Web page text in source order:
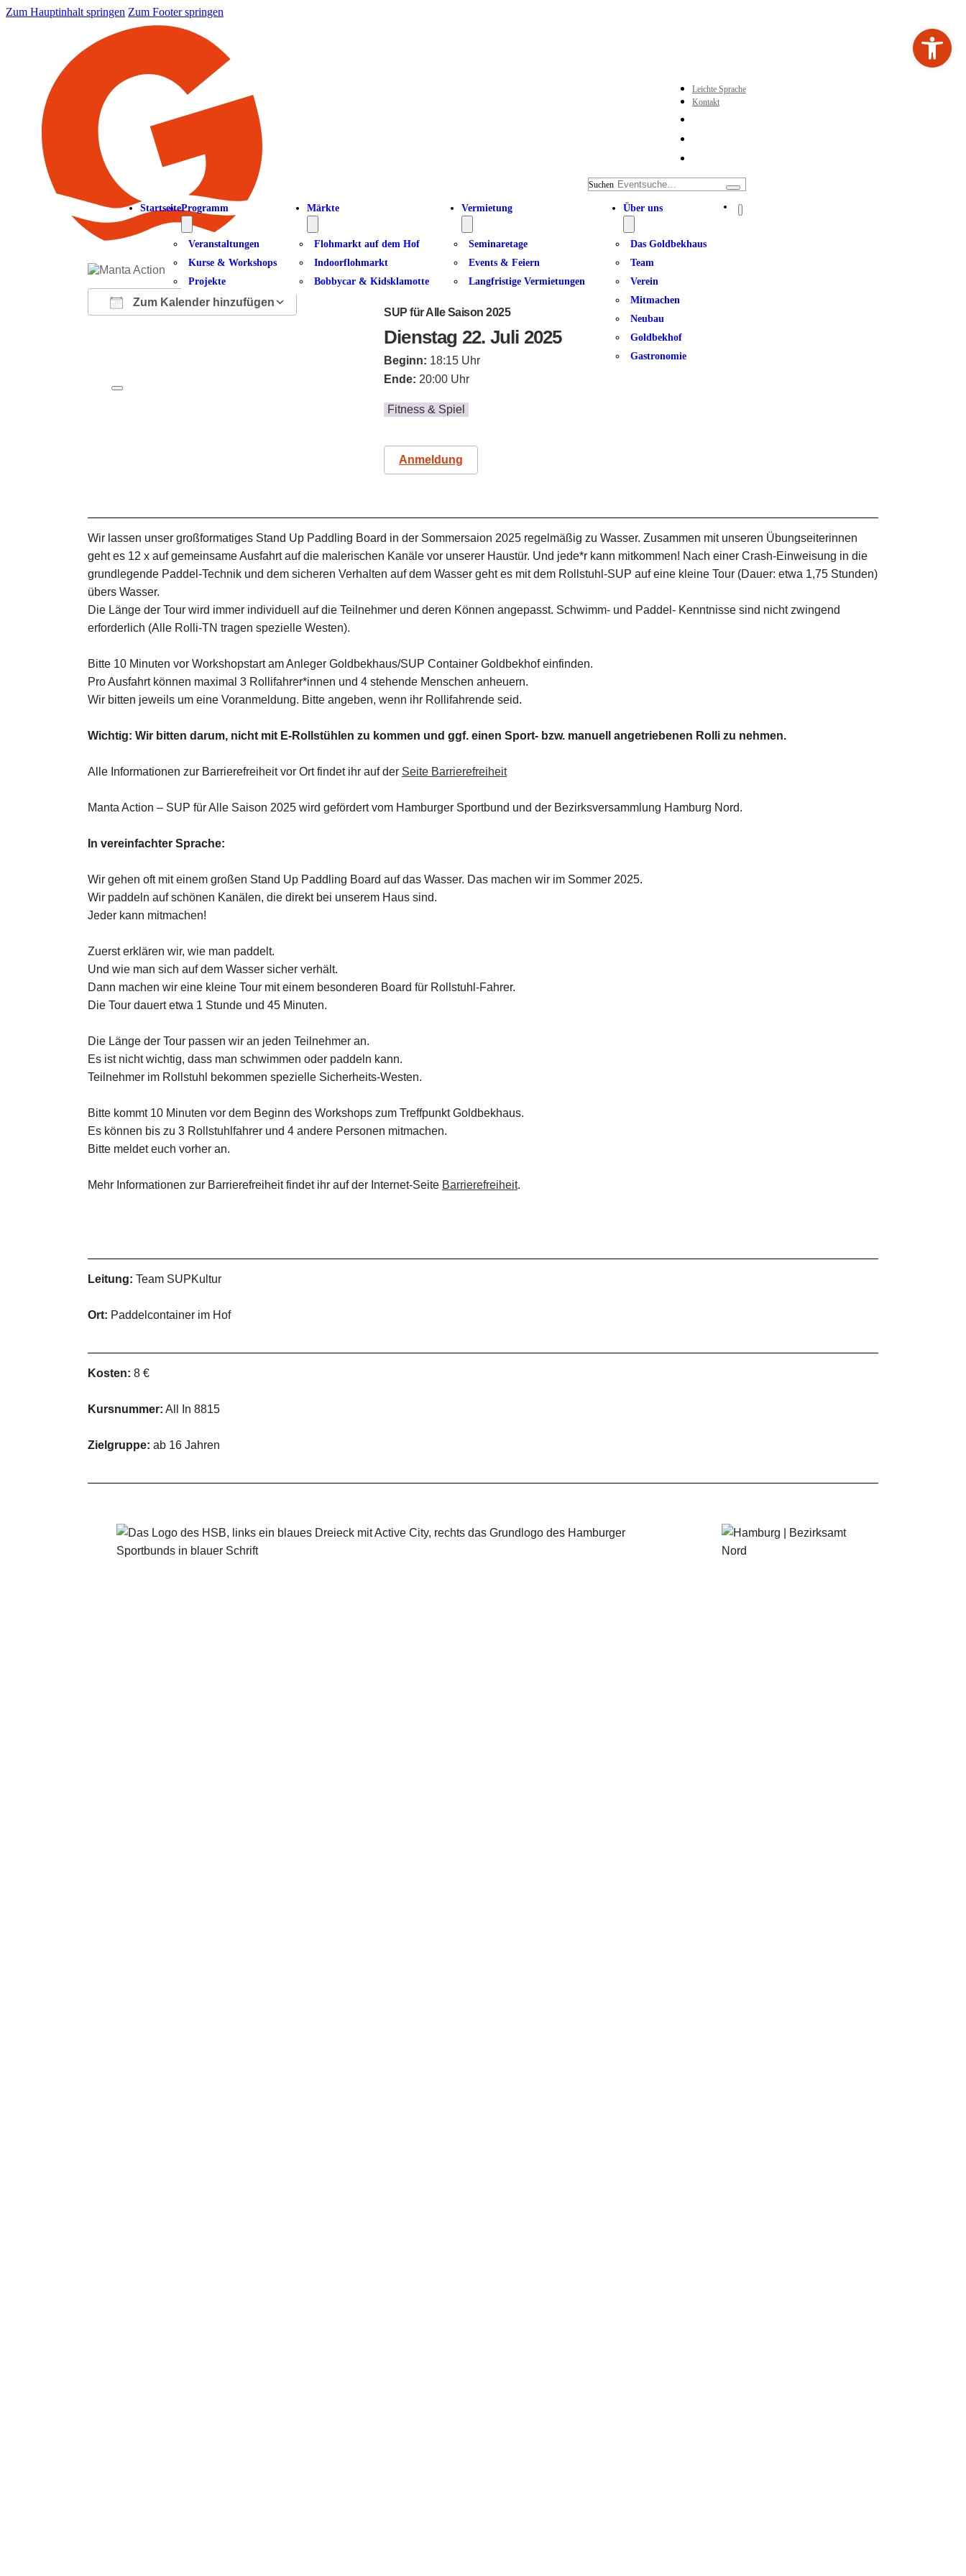
Zum Hauptinhalt springen Zum Footer springen
Leichte Sprache
Kontakt
Suchen
StartseiteProgramm
Veranstaltungen
Kurse & Workshops
Projekte
Märkte
Flohmarkt auf dem Hof
Indoorflohmarkt
Bobbycar & Kidsklamotte
Vermietung
Seminaretage
Events & Feiern
Langfristige Vermietungen
Über uns
Das Goldbekhaus
Team
Verein
Mitmachen
Neubau
Goldbekhof
Gastronomie
Zum Kalender hinzufügen
Manta Action
SUP für Alle Saison 2025
Dienstag 22. Juli 2025
Beginn: 18:15 Uhr
Ende: 20:00 Uhr
Fitness & Spiel
Anmeldung
Wir lassen unser großformatiges Stand Up Paddling Board in der Sommersaion 2025 regelmäßig zu Wasser. Zusammen mit unseren Übungseiterinnen
geht es 12 x auf gemeinsame Ausfahrt auf die malerischen Kanäle vor unserer Haustür. Und jede*r kann mitkommen! Nach einer Crash-Einweisung in die
grundlegende Paddel-Technik und dem sicheren Verhalten auf dem Wasser geht es mit dem Rollstuhl-SUP auf eine kleine Tour (Dauer: etwa 1,75 Stunden)
übers Wasser.
Die Länge der Tour wird immer individuell auf die Teilnehmer und deren Können angepasst. Schwimm- und Paddel- Kenntnisse sind nicht zwingend
erforderlich (Alle Rolli-TN tragen spezielle Westen).
Bitte 10 Minuten vor Workshopstart am Anleger Goldbekhaus/SUP Container Goldbekhof einfinden.
Pro Ausfahrt können maximal 3 Rollifahrer*innen und 4 stehende Menschen anheuern.
Wir bitten jeweils um eine Voranmeldung. Bitte angeben, wenn ihr Rollifahrende seid.
Wichtig: Wir bitten darum, nicht mit E-Rollstühlen zu kommen und ggf. einen Sport- bzw. manuell angetriebenen Rolli zu nehmen.
Alle Informationen zur Barrierefreiheit vor Ort findet ihr auf der Seite Barrierefreiheit
Manta Action – SUP für Alle Saison 2025 wird gefördert vom Hamburger Sportbund und der Bezirksversammlung Hamburg Nord.
In vereinfachter Sprache:
Wir gehen oft mit einem großen Stand Up Paddling Board auf das Wasser. Das machen wir im Sommer 2025.
Wir paddeln auf schönen Kanälen, die direkt bei unserem Haus sind.
Jeder kann mitmachen!
Zuerst erklären wir, wie man paddelt.
Und wie man sich auf dem Wasser sicher verhält.
Dann machen wir eine kleine Tour mit einem besonderen Board für Rollstuhl-Fahrer.
Die Tour dauert etwa 1 Stunde und 45 Minuten.
Die Länge der Tour passen wir an jeden Teilnehmer an.
Es ist nicht wichtig, dass man schwimmen oder paddeln kann.
Teilnehmer im Rollstuhl bekommen spezielle Sicherheits-Westen.
Bitte kommt 10 Minuten vor dem Beginn des Workshops zum Treffpunkt Goldbekhaus.
Es können bis zu 3 Rollstuhlfahrer und 4 andere Personen mitmachen.
Bitte meldet euch vorher an.
Mehr Informationen zur Barrierefreiheit findet ihr auf der Internet-Seite Barrierefreiheit.
Leitung: Team SUPKultur
Ort: Paddelcontainer im Hof
Kosten: 8 €
Kursnummer: All In 8815
Zielgruppe: ab 16 Jahren